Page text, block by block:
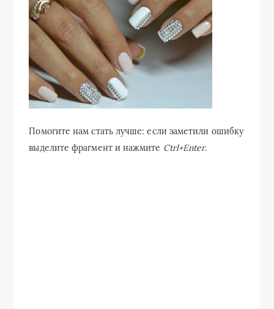
Помогите нам стать лучше: если заметили ошибку
выделите фрагмент и нажмите Ctrl+Enter.